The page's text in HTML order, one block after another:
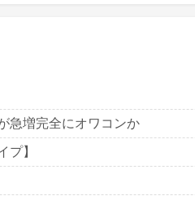
急増完全にオワコンか
】